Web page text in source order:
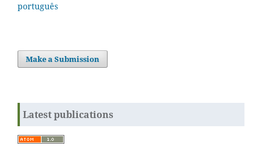
português
Make a Submission
Latest publications